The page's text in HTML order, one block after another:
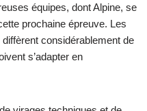
équipes, dont Alpine, se
prochaine épreuve. Les
considérablement de
s’adapter en